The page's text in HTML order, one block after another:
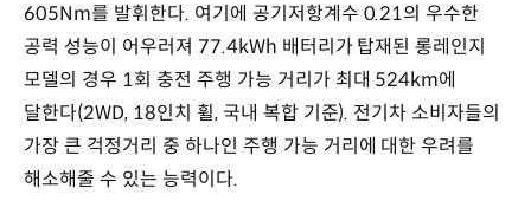
605Nm를 발휘한다. 여기에 공기저항계수 0.21의 우수한
공력 성능이 어우러져 77.4kWh 배터리가 탑재된 롱레인지
모델의 경우 1회 충전 주행 가능 거리가 최대 524km에
달한다(2WD, 18인치 휠, 국내 복합 기준). 전기차 소비자들의
가장 큰 걱정거리 중 하나인 주행 가능 거리에 대한 우려를
해소해줄 수 있는 능력이다.